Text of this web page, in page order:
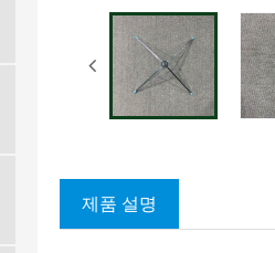
제품 설명